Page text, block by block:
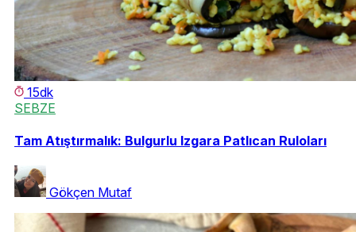
15dk
SEBZE
Tam Atıştırmalık: Bulgurlu Izgara Patlıcan Ruloları
Gökçen Mutaf